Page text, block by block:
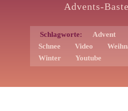
Advents-
Schlagworte: Advent
Schnee
Video
Winter
Youtube